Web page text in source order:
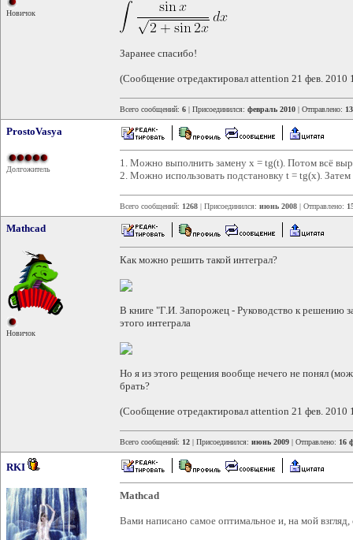
Новичок
Заранее спасибо!
(Сообщение отредактировал attention 21 фев. 2010
Всего сообщений: 6 | Присоединился: февраль 2010 | Отправлено:
ProstoVasya
Долгожитель
1. Можно выполнить замену x = tg(t). Потом всё
2. Можно использовать подстановку t = tg(x). Затем
Всего сообщений: 1268 | Присоединился: июнь 2008 | Отправлено:
Mathcad
Новичок
Как можно решить такой интеграл?
В книге "Г.И. Запорожец - Руководство к решению
этого интеграла
Но я из этого рещения вообще нечего не понял
брать?
(Сообщение отредактировал attention 21 фев. 2010
Всего сообщений: 12 | Присоединился: июнь 2009 | Отправлено: 16
RKI
Mathcad
Вами написано самое оптимальное и, на мой